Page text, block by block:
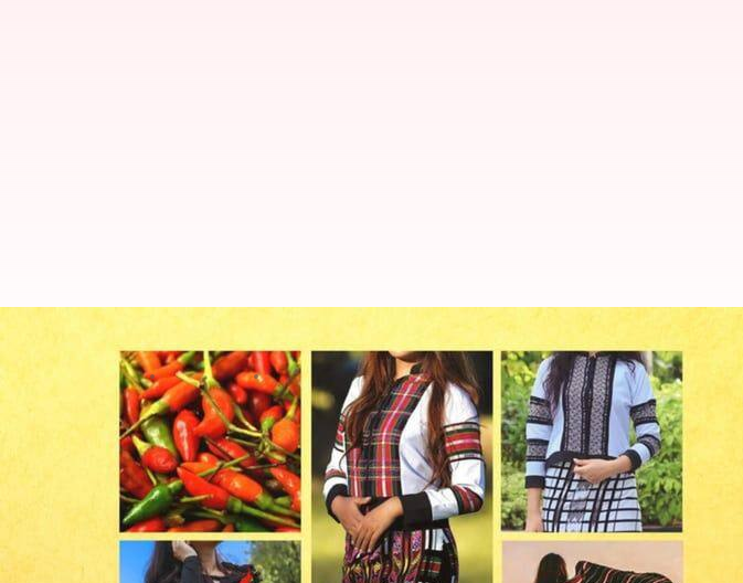
Produk Berlabel GI dari Mizoram Yang Wajib
Handoko Sep 29, 2023 12:42 pm
Apa ceritanya
Selain dikenal karena padang rumputnya yang berbukit-bukit dan hutan
Mizoram juga ikut serta dalam hal-hal yang menjadikan negara bagian
Berbagai produk yang autentik, mulai dari alat tenun tangan hingga
budaya serta menawarkan kualitas dan keunikan yang luar biasa.